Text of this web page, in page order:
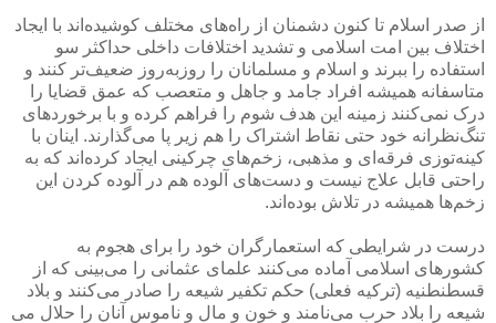
از صدر اسلام تا کنون دشمنان از راه‌های مختلف کوشیده‌اند با ایجاد
اختلاف بین امت اسلامی و تشدید اختلافات داخلی حداکثر سو
استفاده را ببرند و اسلام و مسلمانان را روزبه‌روز ضعیف‌تر کنند و
متاسفانه همیشه افراد جامد و جاهل و متعصب که عمق قضایا را
درک نمی‌کنند زمینه این هدف شوم را فراهم کرده و با برخوردهای
تنگ‌نظرانه خود حتی نقاط اشتراک را هم زیر پا می‌گذارند. اینان با
کینه‌توزی فرقه‌ای و مذهبی، زخم‌های چرکینی ایجاد کرده‌اند که به
راحتی قابل علاج نیست و دست‌های آلوده هم در آلوده کردن این
زخم‌ها همیشه در تلاش بوده‌اند.
درست در شرایطی که استعمارگران خود را برای هجوم به
کشورهای اسلامی آماده می‌کنند علمای عثمانی را می‌بینی که از
قسطنطنیه (ترکیه فعلی) حکم تکفیر شیعه را صادر می‌کنند و بلاد
شیعه را بلاد حرب می‌نامند و خون و مال و ناموس آنان را حلال می